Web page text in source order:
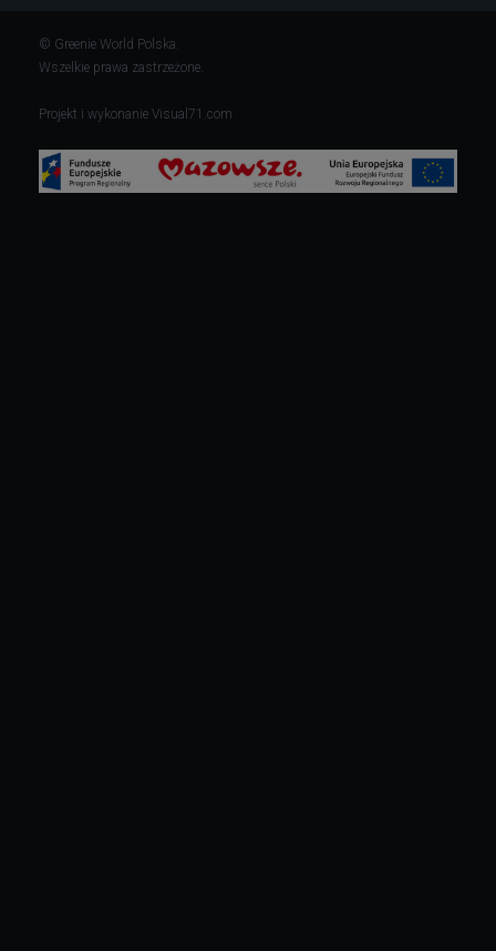
© Greenie World Polska.
Wszelkie prawa zastrzeżone.
Projekt i wykonanie Visual71.com